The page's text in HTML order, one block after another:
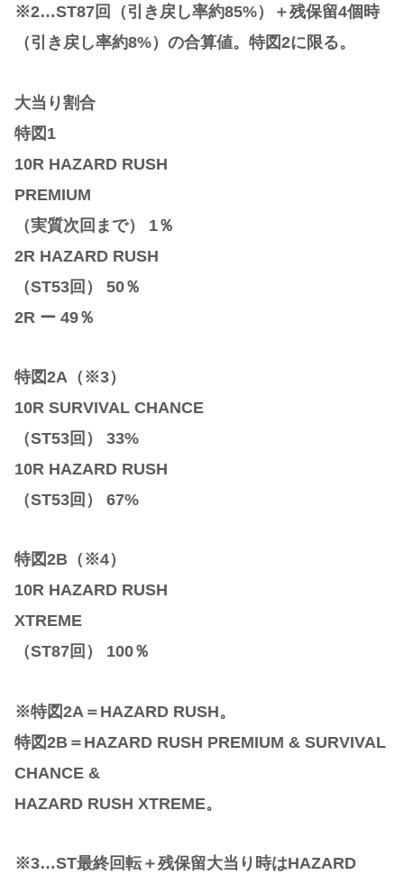
※2…ST87回（引き戻し率約85%）＋残保留4個時
（引き戻し率約8%）の合算値。特図2に限る。
大当り割合
特図1
10R HAZARD RUSH
PREMIUM
（実質次回まで） 1％
2R HAZARD RUSH
（ST53回） 50％
2R ー 49％
特図2A（※3）
10R SURVIVAL CHANCE
（ST53回） 33%
10R HAZARD RUSH
（ST53回） 67%
特図2B（※4）
10R HAZARD RUSH
XTREME
（ST87回） 100％
※特図2A＝HAZARD RUSH。
特図2B＝HAZARD RUSH PREMIUM & SURVIVAL
CHANCE &
HAZARD RUSH XTREME。
※3…ST最終回転＋残保留大当り時はHAZARD